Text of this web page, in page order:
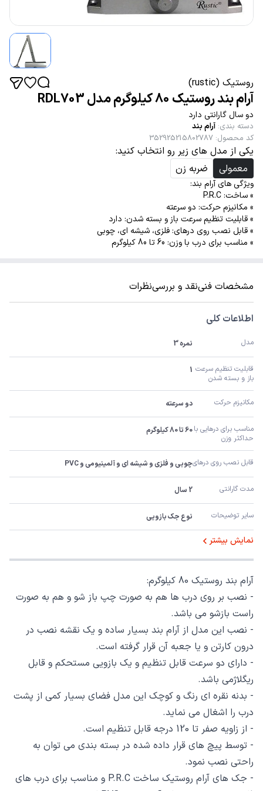
روستیک (rustic)
آرام بند روستیک 80 کیلوگرم مدل RDL703
دو سال گارانتی دارد
دسته بندی: آرام بند
کد محصول:
352925215802787
یکی از مدل های زیر رو انتخاب کنید:
معمولی
ضربه زن
ویژگی های آرام بند:
» ساخت: P.R.C
» مکانیزم حرکت: دو سرعته
» قابلیت تنظیم سرعت باز و بسته شدن: دارد
» قابل نصب روی درهای: فلزی، شیشه ای، چوبی
» مناسب برای درب با وزن: 60 تا 80 کیلوگرم
مشخصات فنینقد و بررسینظرات
اطلاعات کلی
مدل نمره 3
باز و بسته شدن
1
مکانیزم حرکت دو سرعته
مناسب برای درهایی با
حداکثر وزن
60 تا 80 کیلوگرم
قابل نصب روی درهایچوبی و فلزی و شیشه ای و آلمینیومی و PVC
مدت گارانتی 2 سال
سایر توضیحات نوع جک بازویی
نمایش بیشتر
آرام بند روستیک 80 کیلوگرم:
- نصب بر روی درب ها هم به صورت چپ باز شو و هم به صورت
راست بازشو می باشد.
- نصب این مدل از آرام بند بسیار ساده و یک نقشه نصب در
درون کارتن و یا جعبه آن قرار گرفته است.
- دارای دو سرعت قابل تنظیم و یک بازویی مستحکم و قابل
ریگلاژمی باشد.
- بدنه نقره ای رنگ و کوچک این مدل فضای بسیار کمی از پشت
درب را اشغال می نماید.
- از زاویه صفر تا 120 درجه قابل تنظیم است.
- توسط پیچ های قرار داده شده در بسته بندی می توان به
راحتی نصب نمود.
- جک های آرام روستیک ساخت P.R.C و مناسب برای درب های